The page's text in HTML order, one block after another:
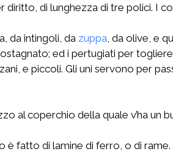
di lunghezza di tre polici. I
da intingoli, da zuppa , da olive, e
ed i pertugiati per
e piccoli. Gli uni servono per
al coperchio della quale v’ha un
fatto di lamine di ferro, o di